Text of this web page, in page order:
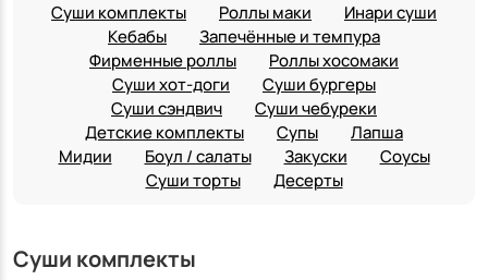
(Pļavnieki)
23222300
(Imanta)
20665777
(Jugla)
22158888
(Ziepniekkalns)
Суши комплекты Роллы маки
Инари суши
Кебабы
Запечённые и темпура
Фирменные роллы
Роллы хосомаки
Суши хот-доги
Суши бургеры
Суши сэндвич
Суши чебуреки
Детские комплекты
Супы
Лапша
Мидии
Боул / салаты Закуски
Соусы
Суши торты
Десерты
Суши комплекты